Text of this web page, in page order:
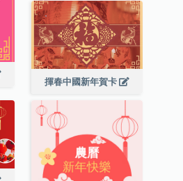
揮春中國新年賀卡